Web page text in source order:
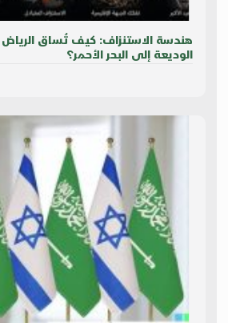
هندسة الاستنزاف: كيف تُساق
الوديعة إلى البحر الأحمر؟